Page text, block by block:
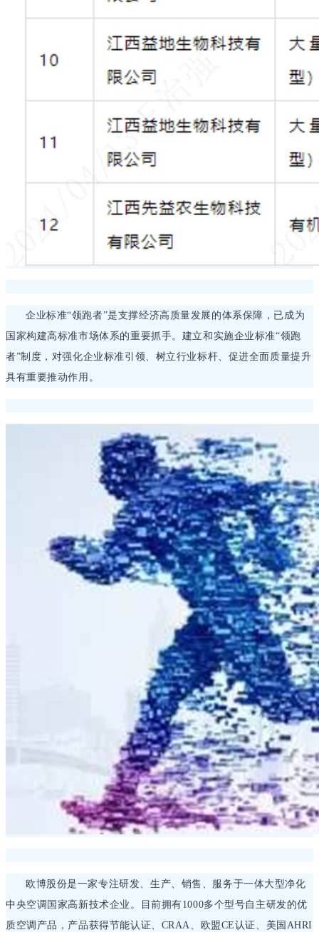
企业标准“领跑者”是支撑经济高质量发展的体系保障，已成为
国家构建高标准市场体系的重要抓手。建立和实施企业标准“领跑
者”制度，对强化企业标准引领、树立行业标杆、促进全面质量提升
具有重要推动作用。
欧博股份是一家专注研发、生产、销售、服务于一体大型净化
中央空调国家高新技术企业。目前拥有1000多个型号自主研发的优
质空调产品，产品获得节能认证、CRAA、欧盟CE认证、美国AHRI